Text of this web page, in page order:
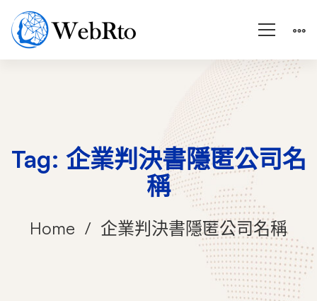
Tag: 企業判決書隱匿公司名
稱
Home 企業判決書隱匿公司名稱